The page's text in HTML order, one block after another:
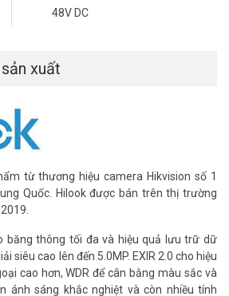
Nội và Sài Gòn tại
mới full box 100%. Có chính sách giao
xem hàng và thanh toán tận nơi, tiện lợi.
Switch 4 cổng POE
35(B)
4 × 100 Mbps và 1 × 100 Mbps
Tiêu chuẩn IEEE 802.3at/af. IEEE 802.3,
cung cấp điện 8 lõi
tới 250m
6 KV cho các cổng PoE
48V DC
xuất
từ thương hiệu camera Hikvision số 1
Quốc. Hilook được bán trên thị trường
băng thông tối đa và hiệu quả lưu trữ dữ
siêu cao lên đến 5.0MP. EXIR 2.0 cho hiệu
cao hơn, WDR để cân bằng màu sắc và
ánh sáng khắc nghiệt và còn nhiều tính